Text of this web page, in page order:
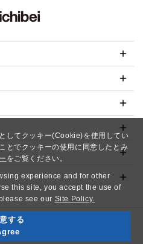
してクッキー(Cookie)を使用してい
とでクッキーの使用に同意したとみ
をご覧ください。
experience and for other
this site, you accept the use of
see our Site Policy.
するAll Rights Reserved.